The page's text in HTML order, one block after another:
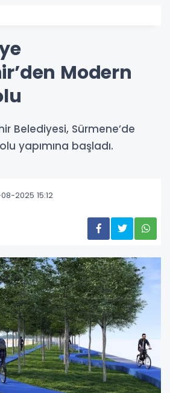
Modern
Belediyesi, Sürmene’de
yapımına başladı.
2025 15:12